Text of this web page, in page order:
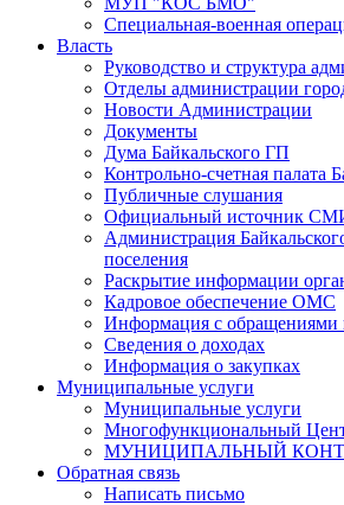
Специальная-военная
Власть
Руководство и структура
Отделы администрации
Новости Администрации
Документы
Дума Байкальского ГП
Контрольно-счетная палата
Публичные слушания
Официальный источник
Администрация
поселения
Раскрытие информации
Кадровое обеспечение ОМС
Информация с обращениями
Сведения о доходах
Информация о закупках
Муниципальные услуги
Муниципальные услуги
Многофункциональный
МУНИЦИПАЛЬНЫЙ
Обратная связь
Написать письмо